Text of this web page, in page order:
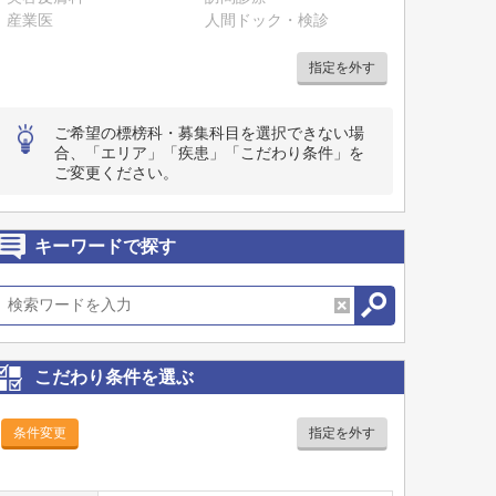
産業医
人間ドック・検診
指定を外す
ご希望の標榜科・募集科目を選択できない場
合、「エリア」「疾患」「こだわり条件」を
ご変更ください。
キーワードで探す
こだわり条件を選ぶ
条件変更 指定を外す